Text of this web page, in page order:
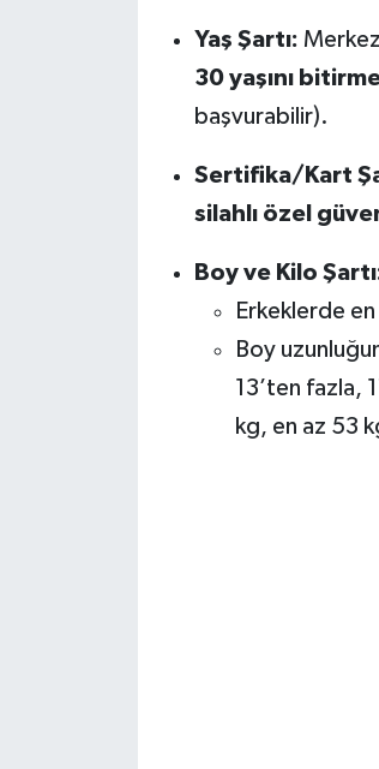
Yaş Şartı:
30 yaşını
başvurabilir).
Sertifika/Kart
silahlı özel
Boy ve Kilo
Erkeklerde
Boy
13’ten fazla,
kg, en az 53